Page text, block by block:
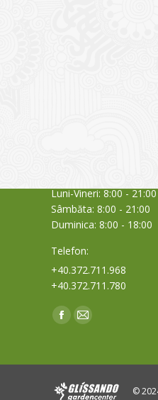
Luni-Vineri: 8:00 - 21:00
Sâmbăta: 8:00 - 21:00
Duminica: 8:00 - 18:00
Telefon:
+40.372.711.968
+40.372.711.780
Find us on:
Facebook
new
Mail
new
©